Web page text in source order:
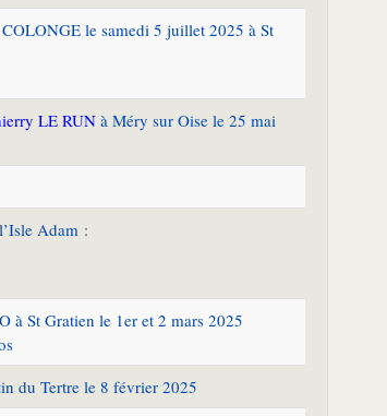
le samedi 5 juillet 2025 à St
LE RUNà Méry sur Oise le 25 mai
Adam :
à St Gratien le 1er et 2 mars 2025
du Tertre le 8 février 2025